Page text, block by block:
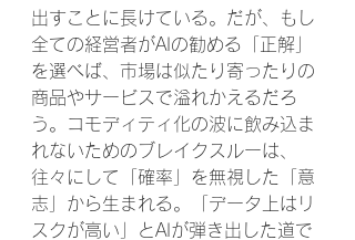
出すことに長けている。だが、もし
全ての経営者がAIの勧める「正解」
を選べば、市場は似たり寄ったりの
商品やサービスで溢れかえるだろ
う。コモディティ化の波に飲み込ま
れないためのブレイクスルーは、
往々にして「確率」を無視した「意
志」から生まれる。「データ上はリ
スクが高い」とAIが弾き出した道で